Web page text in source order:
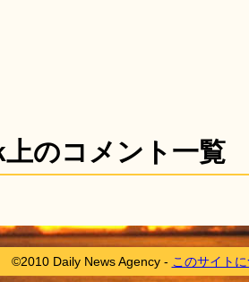
のコメント一覧
©2010 Daily News Agency - このサイト